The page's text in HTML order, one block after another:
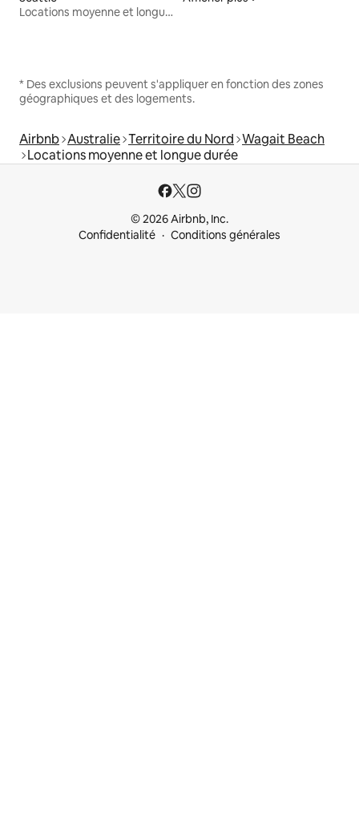
Locations moyenne et longue durée
* Des exclusions peuvent s'appliquer en fonction des zones
géographiques et des logements.
Airbnb Australie Territoire du Nord Wagait Beach
Locations moyenne et longue durée
© 2026 Airbnb, Inc.
Confidentialité
Conditions générales